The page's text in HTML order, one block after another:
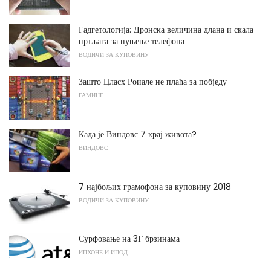
Гадгетологија: Дронска величина длана и скала
пртљага за пуњење телефона
ВОДИЧИ ЗА КУПОВИНУ
Зашто Цласх Роиале не плаћа за побједу
ГАМИНГ
Када је Виндовс 7 крај живота?
ВИНДОВС
7 најбољих грамофона за куповину 2018
ВОДИЧИ ЗА КУПОВИНУ
Сурфовање на 3Г брзинама
ИПХОНЕ И ИПОД